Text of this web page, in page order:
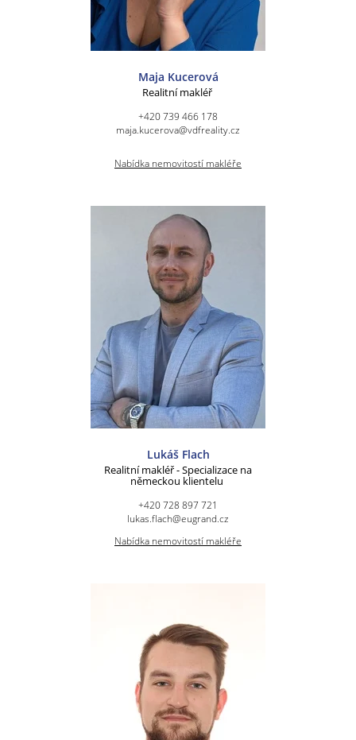
Maja Kucerová
Realitní makléř
+420 739 466 178
maja.kucerova@vdfreality.cz
Nabídka nemovitostí makléře
Lukáš Flach
Realitní makléř - Specializace na
německou klientelu
+420 728 897 721
lukas.flach@eugrand.cz
Nabídka nemovitostí makléře